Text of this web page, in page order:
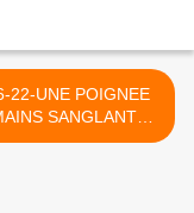
22-UNE POIGNEE
SANGLANTE
UN CRIMINEL DE